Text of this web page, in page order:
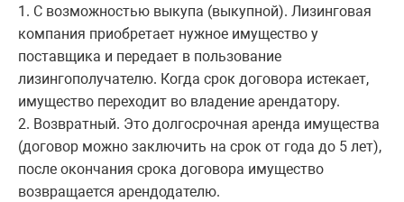
1. С возможностью выкупа (выкупной). Лизинговая
компания приобретает нужное имущество у
поставщика и передает в пользование
лизингополучателю. Когда срок договора истекает,
имущество переходит во владение арендатору.
2. Возвратный. Это долгосрочная аренда имущества
(договор можно заключить на срок от года до 5 лет),
после окончания срока договора имущество
возвращается арендодателю.